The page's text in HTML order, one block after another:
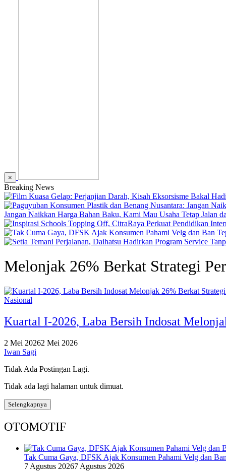
×
Breaking News
Jangan Naikkan Harga Bahan Baku, Kami Mau Usaha Tetap Jalan
Melonjak 26% Berkat Strategi
Nasional
Kuartal I-2026, Laba Bersih Indosat
2 Mei 20262 Mei 2026
Iwan Sagi
Tidak Ada Postingan Lagi.
Tidak ada lagi halaman untuk dimuat.
Selengkapnya
OTOMOTIF
Tak Cuma Gaya, DFSK Ajak Konsumen Pahami Velg dan
7 Agustus 20267 Agustus 2026